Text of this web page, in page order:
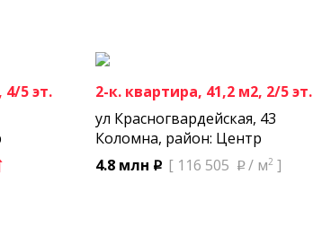
4/5 эт.
2-к. квартира, 41,2 м2, 2/5 эт.
ул Красногвардейская, 43
Коломна, район: Центр
4.8 млн p [ 116 505 p / м2 ]